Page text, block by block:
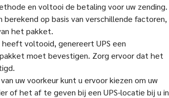
en voltooi de betaling voor uw zending.
op basis van verschillende factoren,
het pakket.
voltooid, genereert UPS een
moet bevestigen. Zorg ervoor dat het
uw voorkeur kunt u ervoor kiezen om uw
of het af te geven bij een UPS-locatie bij u in